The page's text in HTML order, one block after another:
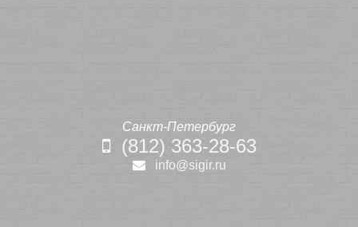
Санкт-Петербург
(812) 363-28-63
info@sigir.ru